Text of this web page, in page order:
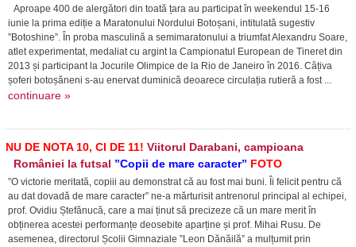
Aproape 400 de alergători din toată țara au participat în weekendul 15-16
iunie la prima ediție a Maratonului Nordului Botoșani, intitulată sugestiv
”Botoshine”. În proba masculină a semimaratonului a triumfat Alexandru Soare,
atlet experimentat, medaliat cu argint la Campionatul European de Tineret din
2013 și participant la Jocurile Olimpice de la Rio de Janeiro în 2016. Câțiva
șoferi botoșăneni s-au enervat duminică deoarece circulația rutieră a fost ...
continuare »
NU DE NOTA 10, CI DE 11! Viitorul Darabani, campioana
României la futsal ”Copii de mare caracter” FOTO
”O victorie meritată, copiii au demonstrat că au fost mai buni. Îi felicit pentru că
au dat dovadă de mare caracter” ne-a mărturisit antrenorul principal al echipei,
prof. Ovidiu Ștefănucă, care a mai ținut să precizeze că un mare merit în
obținerea acestei performanțe deosebite aparține și prof. Mihai Rusu. De
asemenea, directorul Școlii Gimnaziale ”Leon Dănăilă” a mulțumit prin